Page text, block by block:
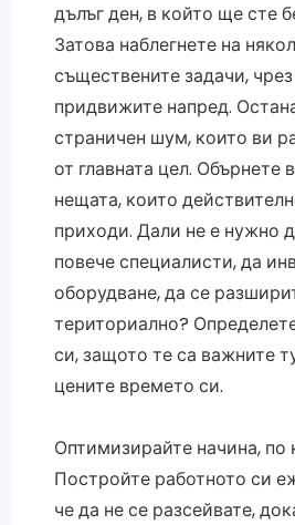
дълъг ден, в който ще сте
Затова наблегнете на
съществените задачи,
придвижите напред.
страничен шум, които ви
от главната цел. Обърнете
нещата, които
приходи. Дали не е нужно
повече специалисти, да
оборудване, да се
териториално?
си, защото те са важните
цените времето си.
Оптимизирайте начина, по
Постройте работното си
че да не се разсейвате,